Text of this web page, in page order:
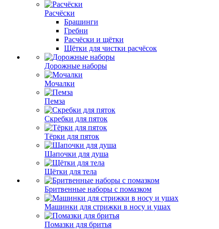
Расчёски
Брашинги
Гребни
Расчёски и щётки
Щётки для чистки расчёсок
Дорожные наборы
Мочалки
Пемза
Скребки для пяток
Тёрки для пяток
Шапочки для душа
Щётки для тела
Бритвенные наборы с помазком
Машинки для стрижки в носу и ушах
Помазки для бритья